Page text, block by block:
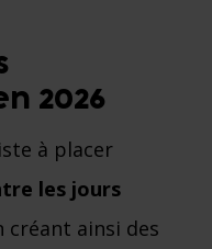
2026
à placer
les jours
créant ainsi des